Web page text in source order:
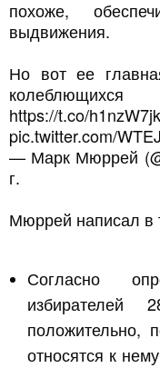
похоже,
выдвижения.
Но вот ее
https://t.co/
pic.twitter.com/
— Марк Мюррей
г.
Мюррей написал в
Согласно
избирателей
положительно,
относятся к